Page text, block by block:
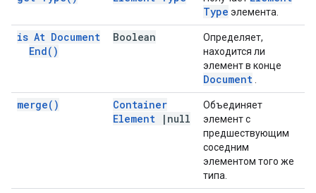
Type элемента.
is At Document
End( )
Boolean
Определяет,
находится ли
элемент в конце
Document
merge( )
Container
Element
| null
Объединяет
элемент с
предшествующим
соседним
элементом того же
типа.